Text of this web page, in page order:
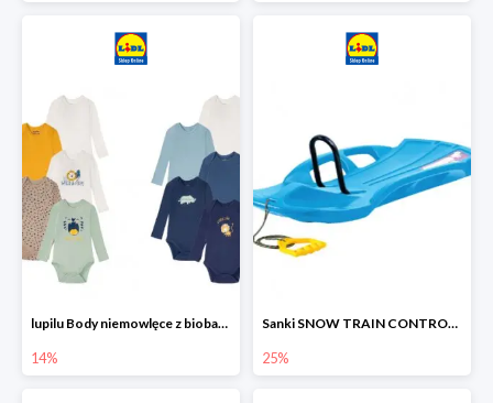
lupilu Body niemowlęce z biobawełny
14%
Sanki SNOW TRAIN CONTROL -25%
25%